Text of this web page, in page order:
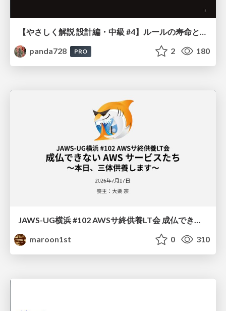
【やさしく解説 設計編・中級 #4】ルールの寿命と、システムの年輪
panda728
PRO 2 180
maroon1st
0 310